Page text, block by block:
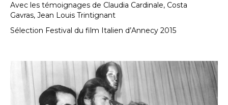
Avec les témoignages de Claudia Cardinale, Costa
Gavras, Jean Louis Trintignant
Sélection Festival du film Italien d’Annecy 2015